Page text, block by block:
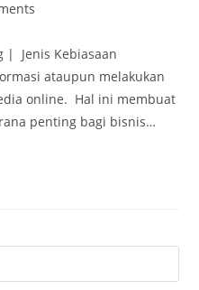
| Jenis Kebiasaan
ataupun melakukan
online. Hal ini membuat
penting bagi bisnis…